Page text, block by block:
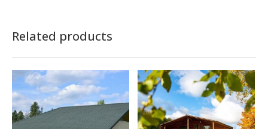
Related products